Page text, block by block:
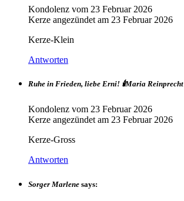
Kondolenz vom 23 Februar 2026
Kerze angezündet am 23 Februar 2026
Kerze-Klein
Antworten
Ruhe in Frieden, liebe Erni! 🕯️Maria Reinprecht
Kondolenz vom 23 Februar 2026
Kerze angezündet am 23 Februar 2026
Kerze-Gross
Antworten
Sorger Marlene says: